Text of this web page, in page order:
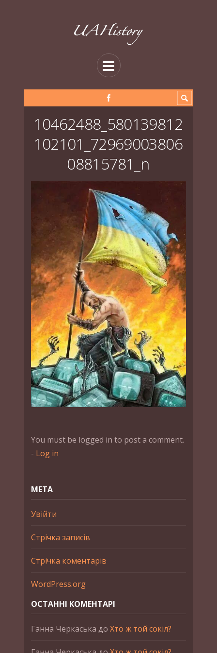
10462488_580139812
102101_72969003806
08815781_n
You must be logged in to post a comment.
- Log in
МЕТА
Увійти
Стрічка записів
Стрічка коментарів
WordPress.org
ОСТАННІ КОМЕНТАРІ
Ганна Черкаська до Хто ж той сокіл?